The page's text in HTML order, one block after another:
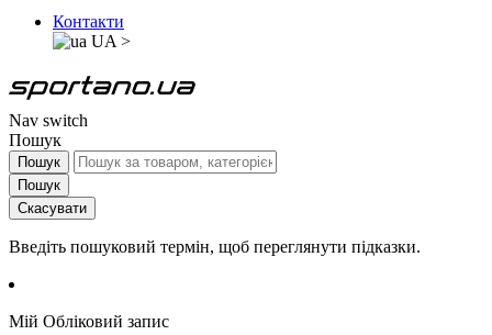
Контакти
UA >
Nav switch
Пошук
Пошук
Пошук
Скасувати
Введіть пошуковий термін, щоб переглянути підказки.
Мій Обліковий запис